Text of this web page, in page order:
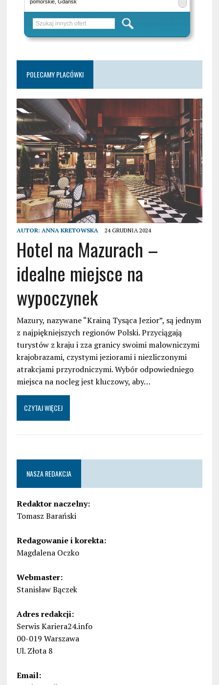
POLECAMY PLACÓWKI
AUTOR: ANNA KRETOWSKA 24 GRUDNIA 2024
Hotel na Mazurach –
idealne miejsce na
wypoczynek
Mazury, nazywane “Krainą Tysąca Jezior”, są jednym
z najpiękniejszych regionów Polski. Przyciągają
turystów z kraju i zza granicy swoimi malowniczymi
krajobrazami, czystymi jeziorami i niezliczonymi
atrakcjami przyrodniczymi. Wybór odpowiedniego
miejsca na nocleg jest kluczowy, aby…
CZYTAJ WIĘCEJ
NASZA REDAKCJA
Redaktor naczelny:
Tomasz Barański
Redagowanie i korekta:
Magdalena Oczko
Webmaster:
Stanisław Bączek
Adres redakcji:
Serwis Kariera24.info
00-019 Warszawa
Ul. Złota 8
Email: